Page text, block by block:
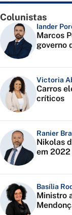
Colunistas
Iander
Marcos
governo
Victoria
Carros
críticos
Ranier
Nikolas
em 2022
Basília
Ministro